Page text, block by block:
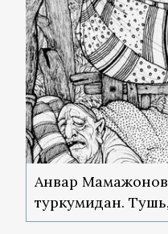
Анвар
туркумидан. Тушь,